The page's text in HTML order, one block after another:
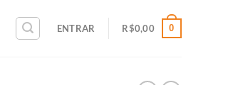
ENTRAR R$0,00 0